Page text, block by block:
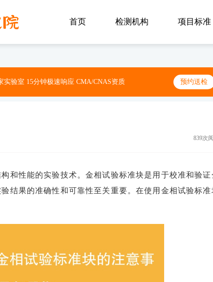
首页 检测机构 项目标准
实验室 15分钟极速响应 CMA/CNAS资质 预约送检
839次
和性能的实验技术。金相试验标准块是用于校准和验证
结果的准确性和可靠性至关重要。在使用金相试验标准